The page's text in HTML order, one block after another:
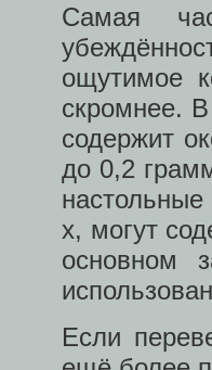
Самая
ощутимое
скромнее.
содержит
до 0,2
х, могут
основном
Если